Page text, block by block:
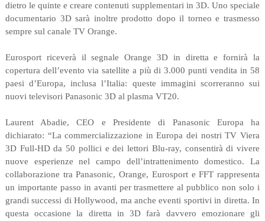
dietro le quinte e creare contenuti supplementari in 3D. Uno speciale
documentario 3D sarà inoltre prodotto dopo il torneo e trasmesso
sempre sul canale TV Orange.
Eurosport riceverà il segnale Orange 3D in diretta e fornirà la
copertura dell’evento via satellite a più di 3.000 punti vendita in 58
paesi d’Europa, inclusa l’Italia: queste immagini scorreranno sui
nuovi televisori Panasonic 3D al plasma VT20.
Laurent Abadie, CEO e Presidente di Panasonic Europa ha
dichiarato: “La commercializzazione in Europa dei nostri TV Viera
3D Full-HD da 50 pollici e dei lettori Blu-ray, consentirà di vivere
nuove esperienze nel campo dell’intrattenimento domestico. La
collaborazione tra Panasonic, Orange, Eurosport e FFT rappresenta
un importante passo in avanti per trasmettere al pubblico non solo i
grandi successi di Hollywood, ma anche eventi sportivi in diretta. In
questa occasione la diretta in 3D farà davvero emozionare gli